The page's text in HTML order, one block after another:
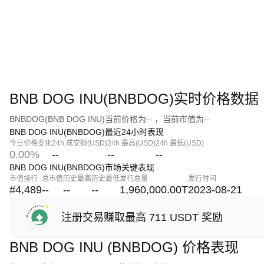
BNB DOG INU(BNBDOG)实时价格数据
BNBDOG(BNB DOG INU)当前价格为-- ，当前市值为--
BNB DOG INU(BNBDOG)最近24小时表现
今日价格变化
0.00%
24h 成交额(USD)
--
24h 最高(USD)
--
24h 最低(USD)
--
BNB DOG INU(BNBDOG)市场关键表现
市值排行
#4,489
总市值
--
历史最高
--
历史最低
--
发行总量
1,960,000.00T
发行时间
2023-08-21
注册交易赚取最高 711 USDT 奖励
BNB DOG INU (BNBDOG) 价格表现